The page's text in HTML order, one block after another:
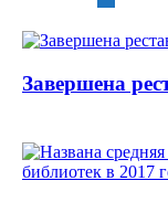
Завершена